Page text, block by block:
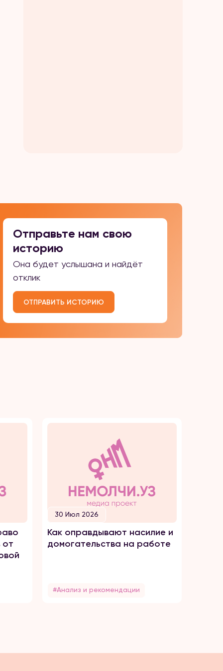
Отправьте нам свою
историю
Она будет услышана и найдёт
отклик
ОТПРАВИТЬ ИСТОРИЮ
от
30 Июл 2026
Как оправдывают насилие и
домогательства на работе
#Анализ и рекомендации